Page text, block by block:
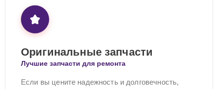
Оригинальные запчасти
Лучшие запчасти для ремонта
Если вы цените надежность и долговечность,